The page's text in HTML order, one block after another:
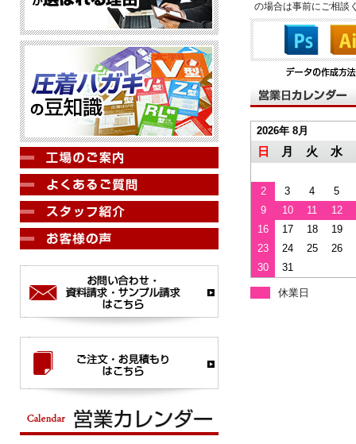
の場合は事前にご相談
2026年 8月
日 月 火 水
2 3 4
5
9
10 11
12
16
17 18
19
23
24 25
26
30
31
休業日